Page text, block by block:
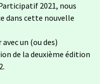
2021, nous
dans cette nouvelle
un (ou des)
de la deuxième édition